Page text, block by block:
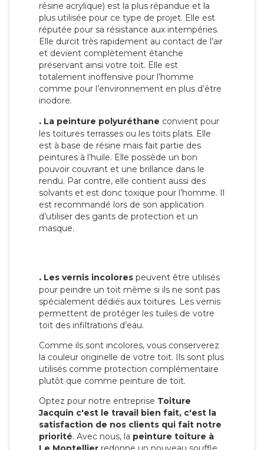
résine acrylique) est la plus répandue et la
plus utilisée pour ce type de projet. Elle est
réputée pour sa résistance aux intempéries.
Elle durcit très rapidement au contact de l’air
et devient complètement étanche
préservant ainsi votre toit. Elle est
totalement inoffensive pour l’homme
comme pour l’environnement en plus d’être
inodore.
. La peinture polyuréthane convient pour
les toitures terrasses ou les toits plats. Elle
est à base de résine mais fait partie des
peintures à l’huile. Elle possède un bon
pouvoir couvrant et une brillance dans le
rendu. Par contre, elle contient aussi des
solvants et est donc toxique pour l’homme. Il
est recommandé lors de son application
d’utiliser des gants de protection et un
masque.
. Les vernis incolores peuvent être utilisés
pour peindre un toit même si ils ne sont pas
spécialement dédiés aux toitures. Les vernis
permettent de protéger les tuiles de votre
toit des infiltrations d’eau.
Comme ils sont incolores, vous conserverez
la couleur originelle de votre toit. Ils sont plus
utilisés comme protection complémentaire
plutôt que comme peinture de toit.
Optez pour notre entreprise Toiture
Jacquin c'est le travail bien fait, c'est la
satisfaction de nos clients qui fait notre
priorité. Avec nous, la peinture toiture à